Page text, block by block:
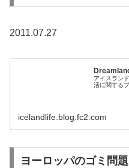
2011.07.27
アイスラン
活に関する
icelandlife.blog.fc2.com
ヨーロッパのゴミ問